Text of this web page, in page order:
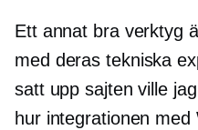
Ett annat bra verktyg
med deras tekniska
satt upp sajten ville
hur integrationen med